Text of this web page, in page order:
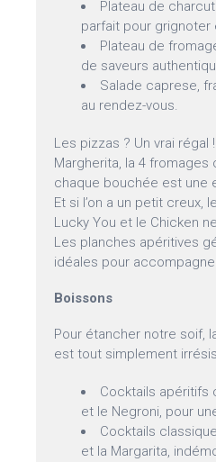
Plateau de
parfait pour grignoter
Plateau de
de saveurs
Salade caprese,
au rendez-vous.
Les pizzas ? Un vrai régal
Margherita, la 4 fromages
chaque bouchée est une
Et si l’on a un petit creux,
Lucky You et le Chicken
Les planches apéritives
idéales pour
Boissons
Pour étancher notre soif,
est tout simplement
Cocktails apéritifs
et le Negroni, pour
Cocktails
et la Margarita,